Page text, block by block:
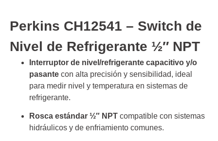
Perkins CH12541 – Switch de
Nivel de Refrigerante ½″ NPT
Interruptor de nivel/refrigerante capacitivo y/o
pasante con alta precisión y sensibilidad, ideal
para medir nivel y temperatura en sistemas de
refrigerante.
Rosca estándar ½″ NPT compatible con sistemas
hidráulicos y de enfriamiento comunes.